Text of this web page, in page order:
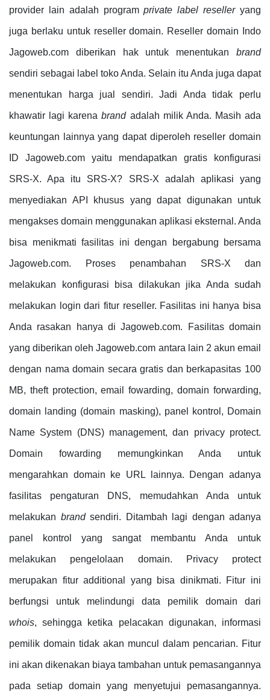
provider lain adalah programprivate label reselleryang
juga berlaku untuk reseller domain. Reseller domain Indo
Jagoweb.com diberikan hak untuk menentukan brand
sendiri sebagai label toko Anda. Selain itu Anda juga dapat
menentukan harga jual sendiri. Jadi Anda tidak perlu
khawatir lagi karenabrandadalah milik Anda. Masih ada
keuntungan lainnya yang dapat diperoleh reseller domain
ID Jagoweb.com yaitu mendapatkan gratis konfigurasi
SRS-X. Apa itu SRS-X? SRS-X adalah aplikasi yang
menyediakan API khusus yang dapat digunakan untuk
mengakses domain menggunakan aplikasi eksternal. Anda
bisa menikmati fasilitas ini dengan bergabung bersama
Jagoweb.com. Proses penambahan SRS-X dan
melakukan konfigurasi bisa dilakukan jika Anda sudah
melakukan login dari fitur reseller. Fasilitas ini hanya bisa
Anda rasakan hanya di Jagoweb.com. Fasilitas domain
yang diberikan oleh Jagoweb.com antara lain 2 akun email
dengan nama domain secara gratis dan berkapasitas 100
MB, theft protection, email fowarding, domain forwarding,
domain landing (domain masking), panel kontrol, Domain
Name System (DNS) management, dan privacy protect.
Domain fowarding memungkinkan Anda untuk
mengarahkan domain ke URL lainnya. Dengan adanya
fasilitas pengaturan DNS, memudahkan Anda untuk
melakukan brandsendiri. Ditambah lagi dengan adanya
panel kontrol yang sangat membantu Anda untuk
melakukan pengelolaan domain. Privacy protect
merupakan fitur additional yang bisa dinikmati. Fitur ini
berfungsi untuk melindungi data pemilik domain dari
whois, sehingga ketika pelacakan digunakan, informasi
pemilik domain tidak akan muncul dalam pencarian. Fitur
ini akan dikenakan biaya tambahan untuk pemasangannya
pada setiap domain yang menyetujui pemasangannya.